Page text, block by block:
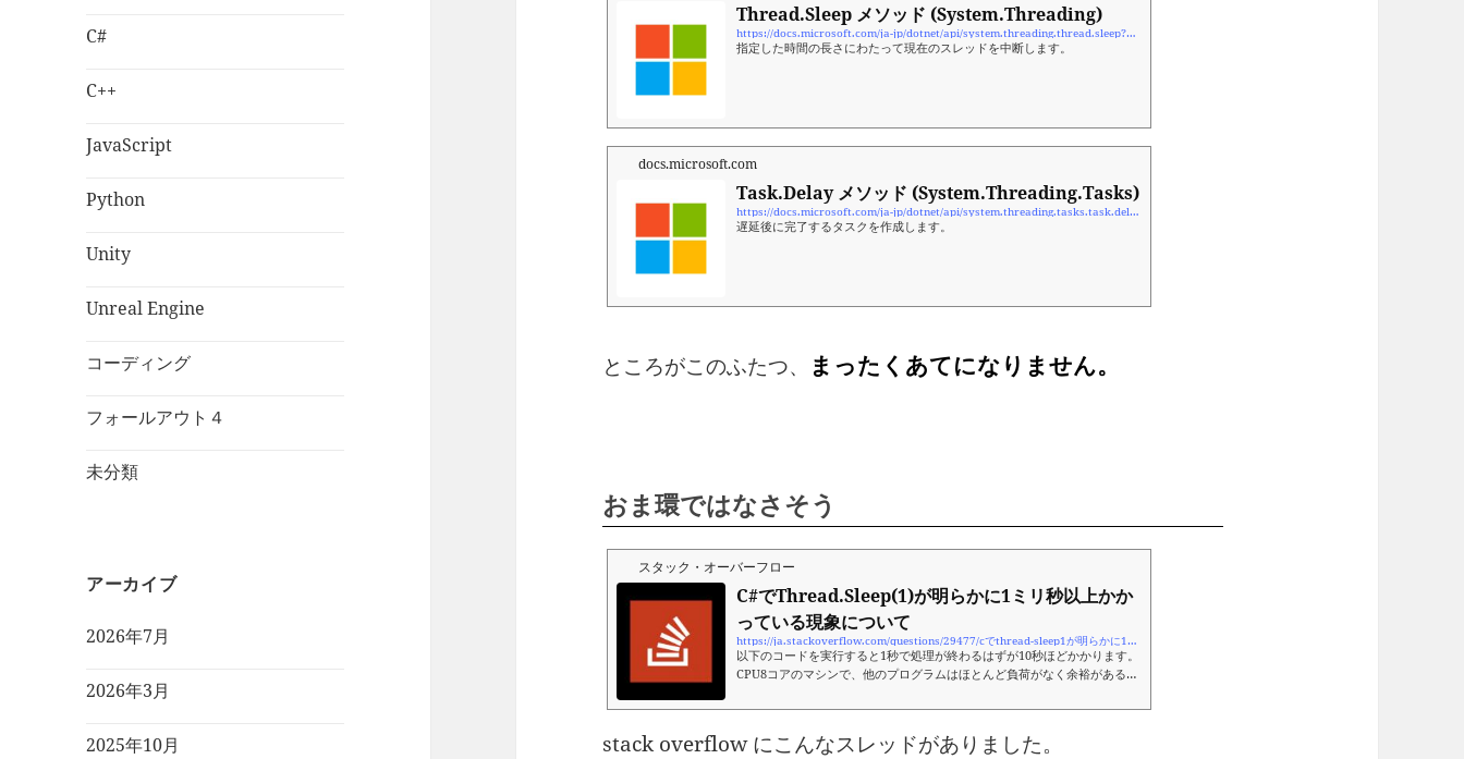
C#
C++
JavaScript
Python
Unity
Unreal Engine
コーディング
フォールアウト４
未分類
アーカイブ
2026年7月
2026年3月
2025年10月
Thread.Sleep メソッド (System.Threading)
https://docs.microsoft.com/ja-jp/dotnet/api/system.threading.thread.sleep?view=net-5.0
指定した時間の長さにわたって現在のスレッドを中断します。
docs.microsoft.com
Task.Delay メソッド (System.Threading.Tasks)
https://docs.microsoft.com/ja-jp/dotnet/api/system.threading.tasks.task.delay?view=net-5.0
遅延後に完了するタスクを作成します。
ところがこのふたつ、 まったくあてになりません。
おま環ではなさそう
スタック・オーバーフロー
C#でThread.Sleep(1)が明らかに1ミリ秒以上かか
っている現象について
https://ja.stackoverflow.com/questions/29477/cでthread-sleep1が明らかに1ミリ秒以上かかっている現象について
以下のコードを実行すると1秒で処理が終わるはずが10秒ほどかかります。
CPU8コアのマシンで、他のプログラムはほとんど負荷がなく余裕がある状
&#x3
stack overflow にこんなスレッドがありました。